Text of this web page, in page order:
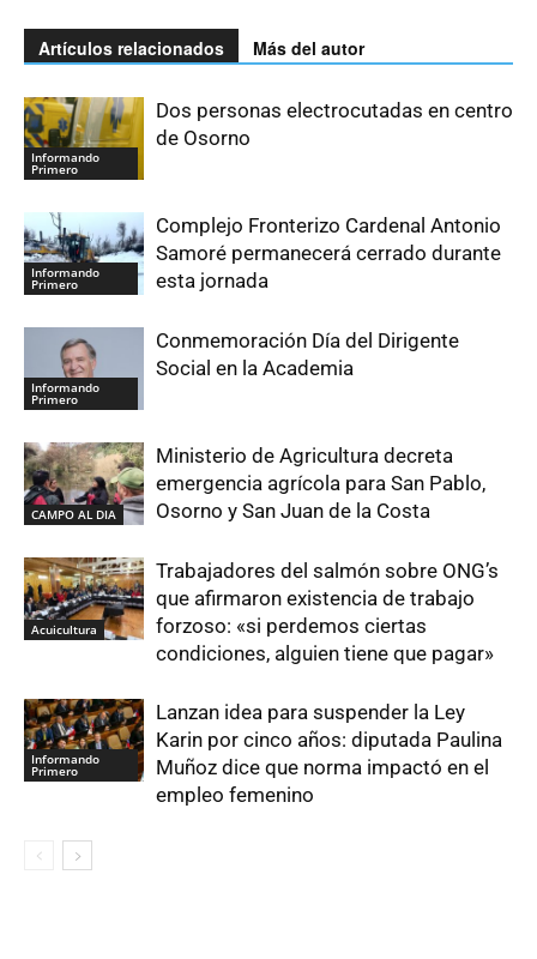
Artículos relacionados Más del autor
Informando
Primero
Dos personas electrocutadas en centro
de Osorno
Informando
Primero
Complejo Fronterizo Cardenal Antonio
Samoré permanecerá cerrado durante
esta jornada
Informando
Primero
Conmemoración Día del Dirigente
Social en la Academia
CAMPO AL DIA
Ministerio de Agricultura decreta
emergencia agrícola para San Pablo,
Osorno y San Juan de la Costa
Acuicultura
Trabajadores del salmón sobre ONG’s
que afirmaron existencia de trabajo
forzoso: «si perdemos ciertas
condiciones, alguien tiene que pagar»
Informando
Primero
Lanzan idea para suspender la Ley
Karin por cinco años: diputada Paulina
Muñoz dice que norma impactó en el
empleo femenino